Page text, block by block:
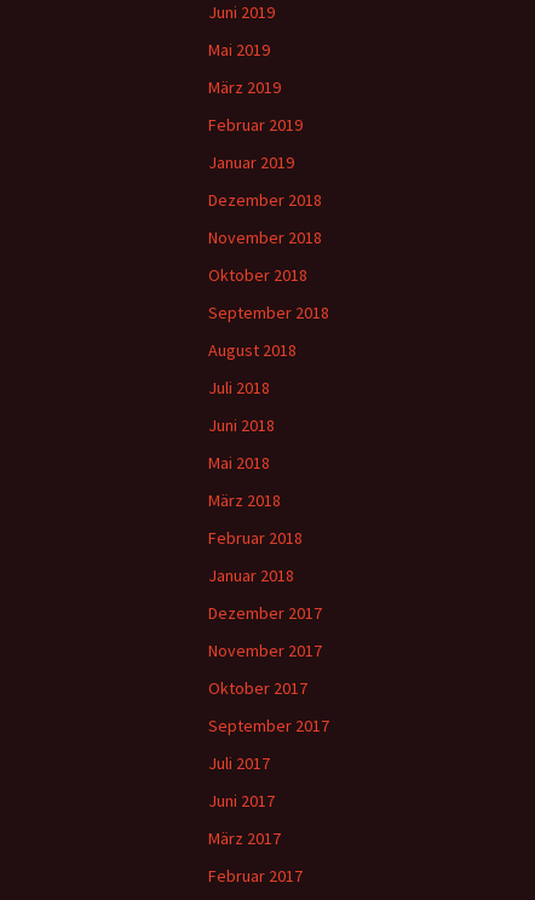
Juni 2019
Mai 2019
März 2019
Februar 2019
Januar 2019
Dezember 2018
November 2018
Oktober 2018
September 2018
August 2018
Juli 2018
Juni 2018
Mai 2018
März 2018
Februar 2018
Januar 2018
Dezember 2017
November 2017
Oktober 2017
September 2017
Juli 2017
Juni 2017
März 2017
Februar 2017